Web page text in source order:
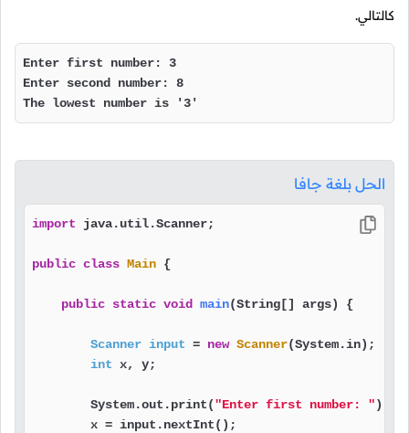
كالتالي.
Enter first number: 3
Enter second number: 8
The lowest number is '3'
الحل بلغة جافا
import java.util.Scanner;
public class Main {
public static void main(String[] args) {
Scanner input = new Scanner(System.in);
int x, y;
        System.out.print(
"Enter first number: ");
        x = input.nextInt();